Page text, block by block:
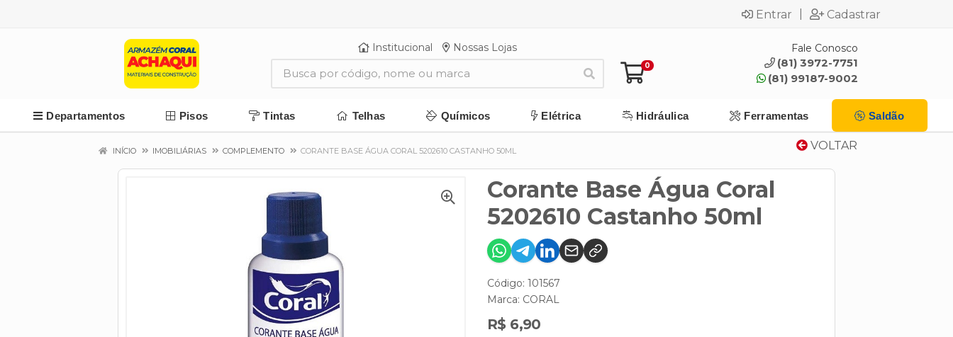
Entrar Cadastrar
Institucional Nossas Lojas
0
Fale Conosco
(81) 3972-7751
(81) 99187-9002
Departamentos Pisos Tintas Telhas Químicos Elétrica Hidráulica Ferramentas Saldão
VOLTAR
INÍCIO IMOBILIÁRIAS COMPLEMENTO CORANTE BASE ÁGUA CORAL 5202610 CASTANHO 50ML
Corante Base Água Coral
5202610 Castanho 50ml
Código: 101567
Marca: CORAL
R$ 6,90